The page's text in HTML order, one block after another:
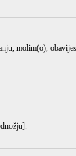
molim(o),